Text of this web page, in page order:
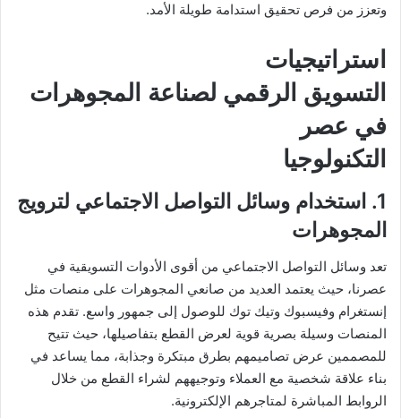
وتعزز من فرص تحقيق استدامة طويلة الأمد.
استراتيجيات
التسويق الرقمي لصناعة المجوهرات
في عصر
التكنولوجيا
1. استخدام وسائل التواصل الاجتماعي لترويج
المجوهرات
تعد وسائل التواصل الاجتماعي من أقوى الأدوات التسويقية في
عصرنا، حيث يعتمد العديد من صانعي المجوهرات على منصات مثل
إنستغرام وفيسبوك وتيك توك للوصول إلى جمهور واسع. تقدم هذه
المنصات وسيلة بصرية قوية لعرض القطع بتفاصيلها، حيث تتيح
للمصممين عرض تصاميمهم بطرق مبتكرة وجذابة، مما يساعد في
بناء علاقة شخصية مع العملاء وتوجيههم لشراء القطع من خلال
الروابط المباشرة لمتاجرهم الإلكترونية.